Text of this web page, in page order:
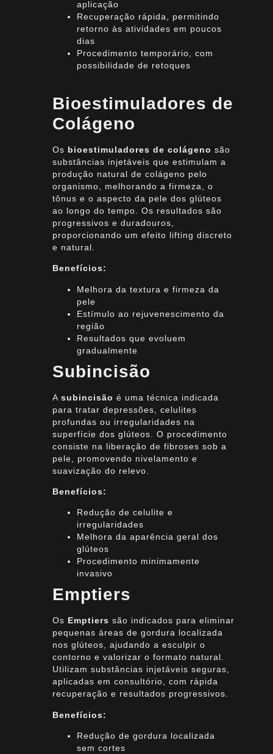
aplicação
Recuperação rápida, permitindo
retorno às atividades em poucos
dias
Procedimento temporário, com
possibilidade de retoques
Bioestimuladores de
Colágeno
Os bioestimuladores de colágeno são
substâncias injetáveis que estimulam a
produção natural de colágeno pelo
organismo, melhorando a firmeza, o
tônus e o aspecto da pele dos glúteos
ao longo do tempo. Os resultados são
progressivos e duradouros,
proporcionando um efeito lifting discreto
e natural.
Benefícios:
Melhora da textura e firmeza da
pele
Estímulo ao rejuvenescimento da
região
Resultados que evoluem
gradualmente
Subincisão
A subincisão é uma técnica indicada
para tratar depressões, celulites
profundas ou irregularidades na
superfície dos glúteos. O procedimento
consiste na liberação de fibroses sob a
pele, promovendo nivelamento e
suavização do relevo.
Benefícios:
Redução de celulite e
irregularidades
Melhora da aparência geral dos
glúteos
Procedimento minimamente
invasivo
Emptiers
Os Emptiers são indicados para eliminar
pequenas áreas de gordura localizada
nos glúteos, ajudando a esculpir o
contorno e valorizar o formato natural.
Utilizam substâncias injetáveis seguras,
aplicadas em consultório, com rápida
recuperação e resultados progressivos.
Benefícios:
Redução de gordura localizada
sem cortes